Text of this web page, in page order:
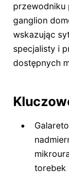
przewodniku
ganglion
wskazując
specjalisty i
dostępnych
torebek